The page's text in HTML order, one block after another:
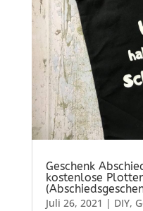
Geschenk
kostenlose
Juli 26, 2021 | DIY,